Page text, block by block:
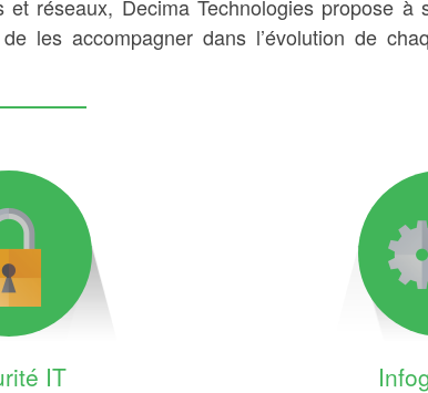
réseaux, Decima Technologies propose à
les accompagner dans l’évolution de
IT